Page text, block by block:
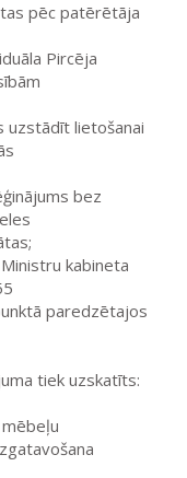
pēc patērētāja
Pircēja
uzstādīt lietošanai
bez
kabineta
paredzētajos
tiek uzskatīts: